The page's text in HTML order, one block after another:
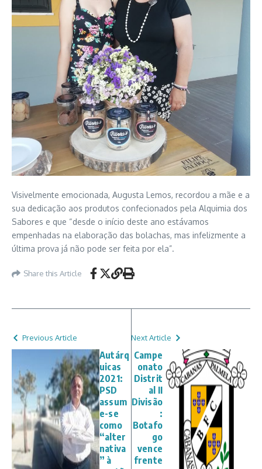
Visivelmente emocionada, Augusta Lemos, recordou a mãe e a
sua dedicação aos produtos confecionados pela Alquimia dos
Sabores e que “desde o início deste ano estávamos
empenhadas na elaboração das bolachas, mas infelizmente a
última prova já não pode ser feita por ela”.
Share this Article
Previous Article
Autárq
uicas
2021:
PSD
assum
e-se
como
“alter
nativa
” à
Next Article
Campe
onato
Distrit
al II
Divisão
:
Botafo
go
vence
frente